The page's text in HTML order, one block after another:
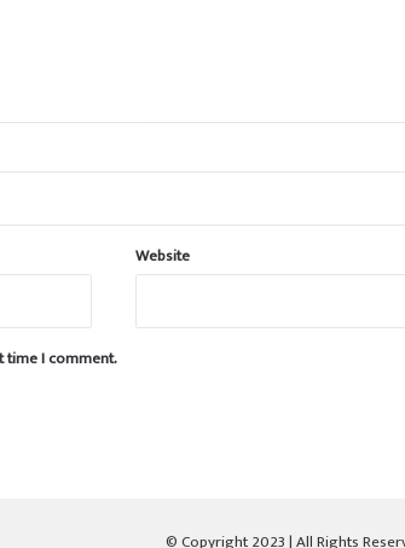
Website
time I comment.
© Copyright 2023 | All Rights